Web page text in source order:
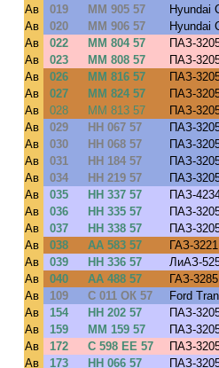
Ав
019 ММ 905 57 Hyundai
Ав
020 ММ 906 57 Hyundai
Ав
022 ММ 804 57 ПАЗ-
Ав
023 ММ 808 57 ПАЗ-
Ав
026 ММ 816 57 ПАЗ-
Ав
027 ММ 824 57 ПАЗ-
Ав
028 ММ 813 57 ПАЗ-
Ав
029 НН 067 57 ПАЗ-
Ав
030 НН 068 57 ПАЗ-
Ав
031 НН 184 57 ПАЗ-
Ав
034 НН 219 57 ПАЗ-
Ав
035 НН 337 57 ПАЗ-
Ав
036 НН 335 57 ПАЗ-
Ав
037 НН 338 57 ПАЗ-
Ав
038 АА 583 57 ГАЗ-
Ав
039 НН 336 57 ЛиАЗ-
Ав
040 АА 488 57 ГАЗ-3285
Ав
109 С 011 ОК 57 Ford
Ав
154 НН 202 57 ПАЗ-
Ав
159 ММ 159 57 ПАЗ-
Ав
172 С 598 ЕЕ 57 ПАЗ-
Ав
173 НН 066 57 ПАЗ-